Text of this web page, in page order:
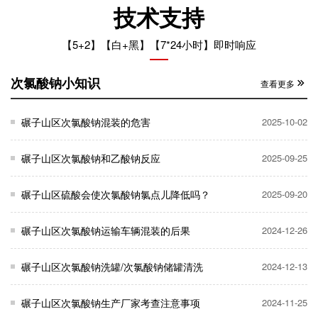
技术支持
【5+2】【白+黑】【7*24小时】即时响应
次氯酸钠小知识 查看更多
碾子山区次氯酸钠混装的危害 2025-10-02
碾子山区次氯酸钠和乙酸钠反应 2025-09-25
碾子山区硫酸会使次氯酸钠氯点儿降低吗？ 2025-09-20
碾子山区次氯酸钠运输车辆混装的后果 2024-12-26
碾子山区次氯酸钠洗罐/次氯酸钠储罐清洗 2024-12-13
碾子山区次氯酸钠生产厂家考查注意事项 2024-11-25